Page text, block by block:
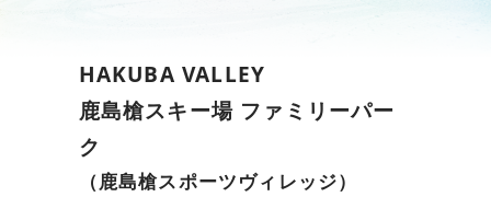
HAKUBA VALLEY
鹿島槍スキー場 ファミリーパー
ク
（鹿島槍スポーツヴィレッジ）